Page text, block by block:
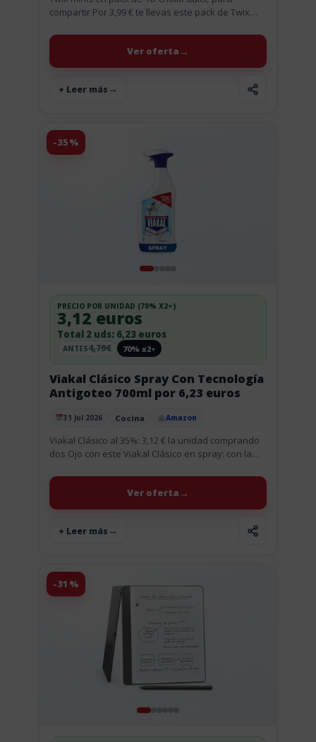
compartir Por 3,99 € te llevas este pack de Twix
+ Leer más
Ver oferta
-35%
Publicado el
31 Jul 2026 Cocina Amazon
Viakal Clásico Spray Con Tecnología
Antigoteo 700ml por 6,23 euros
PRECIO POR UNIDAD (70% X2+)
3,12 euros
Total 2 uds: 6,23 euros
ANTES4,79€ 70% x2+
Viakal Clásico al 35%: 3,12 € la unidad comprando
dos Ojo con este Viakal Clásico en spray: con la
+ Leer más
Ver oferta
-31%